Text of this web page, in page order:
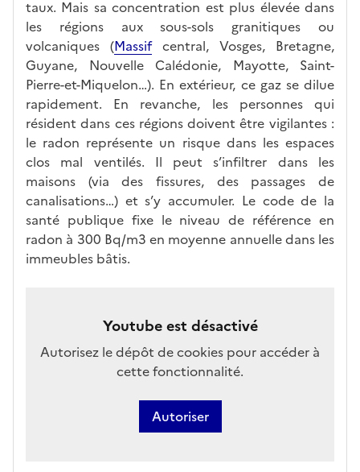
taux. Mais sa concentration est plus élevée dans
les régions aux sous-sols granitiques ou
volcaniques (Massifcentral, Vosges, Bretagne,
Guyane, Nouvelle Calédonie, Mayotte, Saint-
Pierre-et-Miquelon…). En extérieur, ce gaz se dilue
rapidement. En revanche, les personnes qui
résident dans ces régions doivent être vigilantes :
le radon représente un risque dans les espaces
clos mal ventilés. Il peut s’infiltrer dans les
maisons (via des fissures, des passages de
canalisations…) et s’y accumuler. Le code de la
santé publique fixe le niveau de référence en
radon à 300 Bq/m3 en moyenne annuelle dans les
immeubles bâtis.
Youtube est désactivé
Autorisez le dépôt de cookies pour accéder à
cette fonctionnalité.
Autoriser